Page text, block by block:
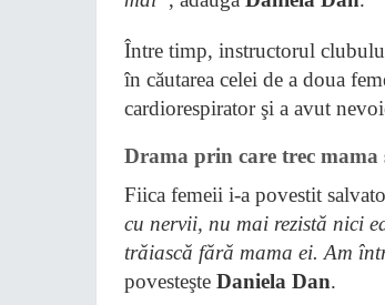
Între timp, instructorul
în căutarea celei de a doua
cardiorespirator şi a avut
Drama prin care trec mama
Fiica femeii i-a povestit
cu nervii, nu mai rezistă nici
trăiască fără mama ei. Am
povesteşte Daniela Dan.